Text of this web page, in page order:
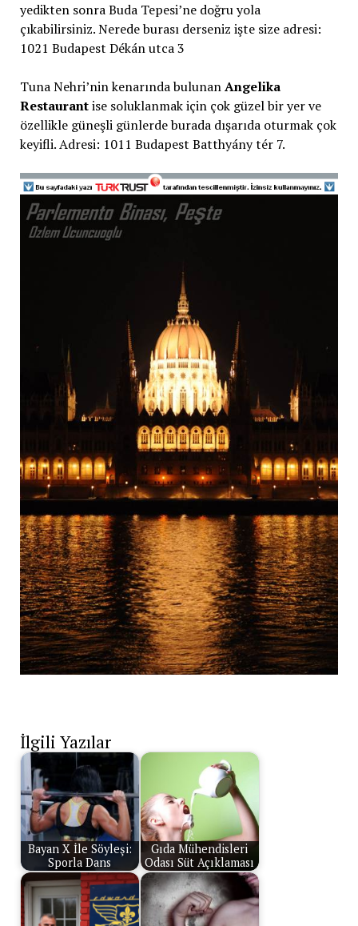
yedikten sonra Buda Tepesi’ne doğru yola
çıkabilirsiniz. Nerede burası derseniz işte size adresi:
1021 Budapest Dékán utca 3
Tuna Nehri’nin kenarında bulunanAngelika
Restaurantise soluklanmak için çok güzel bir yer ve
özellikle güneşli günlerde burada dışarıda oturmak çok
keyifli. Adresi: 1011 Budapest Batthyány tér 7.
İlgili Yazılar
Bayan X İle Söyleşi:
Sporla Dans
Gıda Mühendisleri
Odası Süt Açıklaması